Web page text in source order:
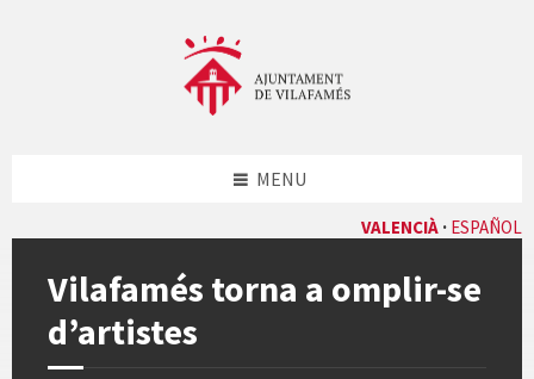
VALENCIÀ ESPAÑOL
MENU
Vilafamés torna a omplir-se
d’artistes